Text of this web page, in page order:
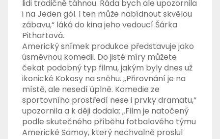
lidi tradičně táhnou. Ráda bych ale upozornila
i na Jeden gól. I ten může nabídnout skvělou
zábavu,“ láká do kina jeho vedoucí Šárka
Pithartová.
Americký snímek produkce představuje jako
úsměvnou komedii. Do jisté míry můžete
čekat podobný typ filmu, jakým byly dnes už
ikonické Kokosy na sněhu. „Přirovnání je na
místě, ale nesedí úplně. Komedie ze
sportovního prostředí nese i prvky dramatu,“
upozornila a k ději dodala: „Film je natočený
podle skutečného příběhu fotbalového týmu
Americké Samoy, který nechvalně proslul